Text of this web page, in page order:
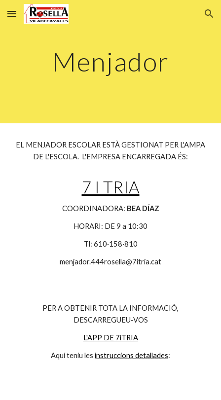
Skip to main content Skip to navigation
Menjador
EL MENJADOR ESCOLAR ESTÀ GESTIONAT PER L'AMPA
DE L'ESCOLA. L'EMPRESA ENCARREGADA ÉS:
7 I TRIA
COORDINADORA: BEA DÍAZ
HORARI: DE 9 a 10:30
Tl: 610·158·810
menjador.444rosella@7itria.cat
PER A OBTENIR TOTA LA INFORMACIÓ,
DESCARREGUEU-VOS
L'APP DE 7iTRIA
Aquí teniu les instruccions detallades: